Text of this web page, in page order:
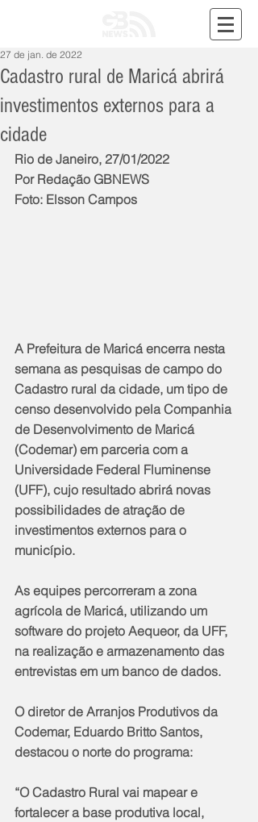
Cadastro rural de Maricá abrirá
investimentos externos para a
cidade
27 de jan. de 2022
Rio de Janeiro, 27/01/2022
Por Redação GBNEWS
Foto: Elsson Campos
A Prefeitura de Maricá encerra nesta
semana as pesquisas de campo do
Cadastro rural da cidade, um tipo de
censo desenvolvido pela Companhia
de Desenvolvimento de Maricá
(Codemar) em parceria com a
Universidade Federal Fluminense
(UFF), cujo resultado abrirá novas
possibilidades de atração de
investimentos externos para o
município.
As equipes percorreram a zona
agrícola de Maricá, utilizando um
software do projeto Aequeor, da UFF,
na realização e armazenamento das
entrevistas em um banco de dados.
O diretor de Arranjos Produtivos da
Codemar, Eduardo Britto Santos,
destacou o norte do programa:
“O Cadastro Rural vai mapear e
fortalecer a base produtiva local,